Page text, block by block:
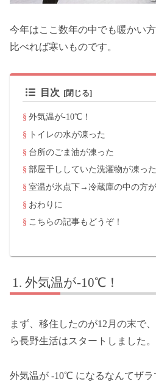
今年はここ数年の中でも暖かい
比べれば寒いものです。
目次
外気温が-10℃！
トイレの水が凍った
台所のごま油が凍った
部屋干ししていた洗濯物が凍った
室温が氷点下→冷蔵庫の中の方
おわりに
こちらの記事もどうぞ！
外気温が-10℃！
まず、移住したのが12月の末で
ら長野生活はスタートしました。
外気温が -10℃ になるなんてザラ